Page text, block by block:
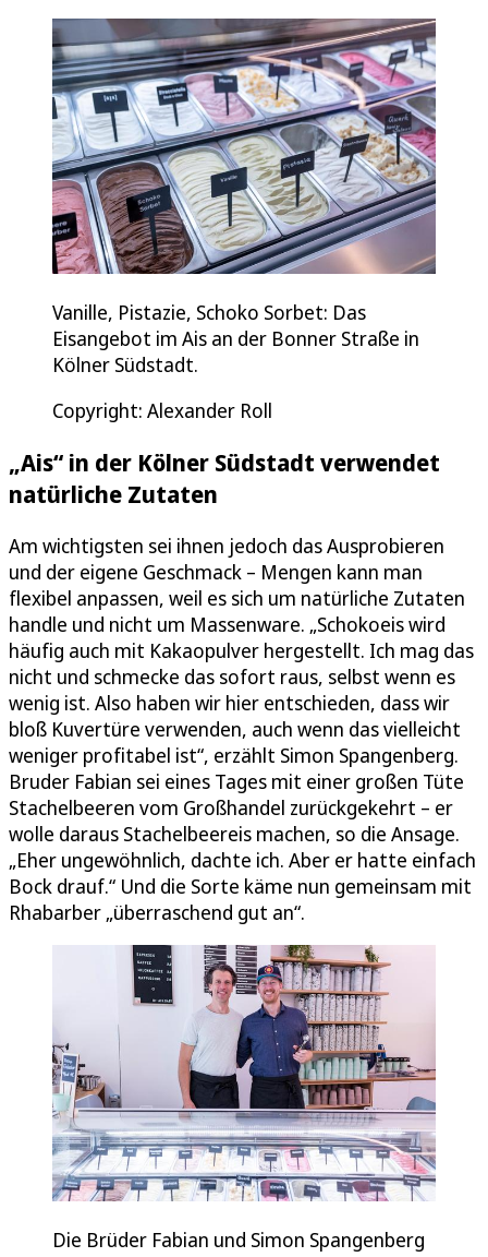
Vanille, Pistazie, Schoko Sorbet: Das
Eisangebot im Ais an der Bonner Straße in
Kölner Südstadt.
Copyright: Alexander Roll
„Ais“ in der Kölner Südstadt verwendet
natürliche Zutaten
Am wichtigsten sei ihnen jedoch das Ausprobieren
und der eigene Geschmack – Mengen kann man
flexibel anpassen, weil es sich um natürliche Zutaten
handle und nicht um Massenware. „Schokoeis wird
häufig auch mit Kakaopulver hergestellt. Ich mag das
nicht und schmecke das sofort raus, selbst wenn es
wenig ist. Also haben wir hier entschieden, dass wir
bloß Kuvertüre verwenden, auch wenn das vielleicht
weniger profitabel ist“, erzählt Simon Spangenberg.
Bruder Fabian sei eines Tages mit einer großen Tüte
Stachelbeeren vom Großhandel zurückgekehrt – er
wolle daraus Stachelbeereis machen, so die Ansage.
„Eher ungewöhnlich, dachte ich. Aber er hatte einfach
Bock drauf.“ Und die Sorte käme nun gemeinsam mit
Rhabarber „überraschend gut an“.
Die Brüder Fabian und Simon Spangenberg